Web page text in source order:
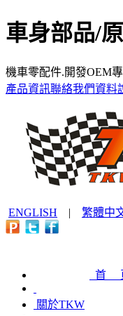
車身部品/
機車零配件.開發OEM
產品資訊聯絡我們資料
ENGLISH | 繁體中
首
關於TKW